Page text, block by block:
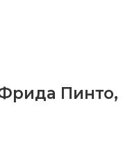
Пинто,